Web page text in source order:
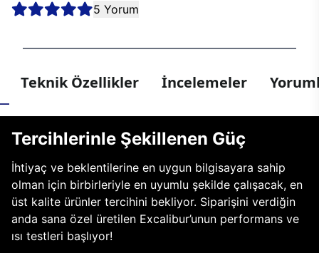
5 Yorum
Teknik Özellikler İncelemeler
Tercihlerinle Şekillenen Güç
İhtiyaç ve beklentilerine en uygun bilgisayara sahip
olman için birbirleriyle en uyumlu şekilde çalışacak, en
üst kalite ürünler tercihini bekliyor. Siparişini verdiğin
anda sana özel üretilen Excalibur’unun performans ve
ısı testleri başlıyor!